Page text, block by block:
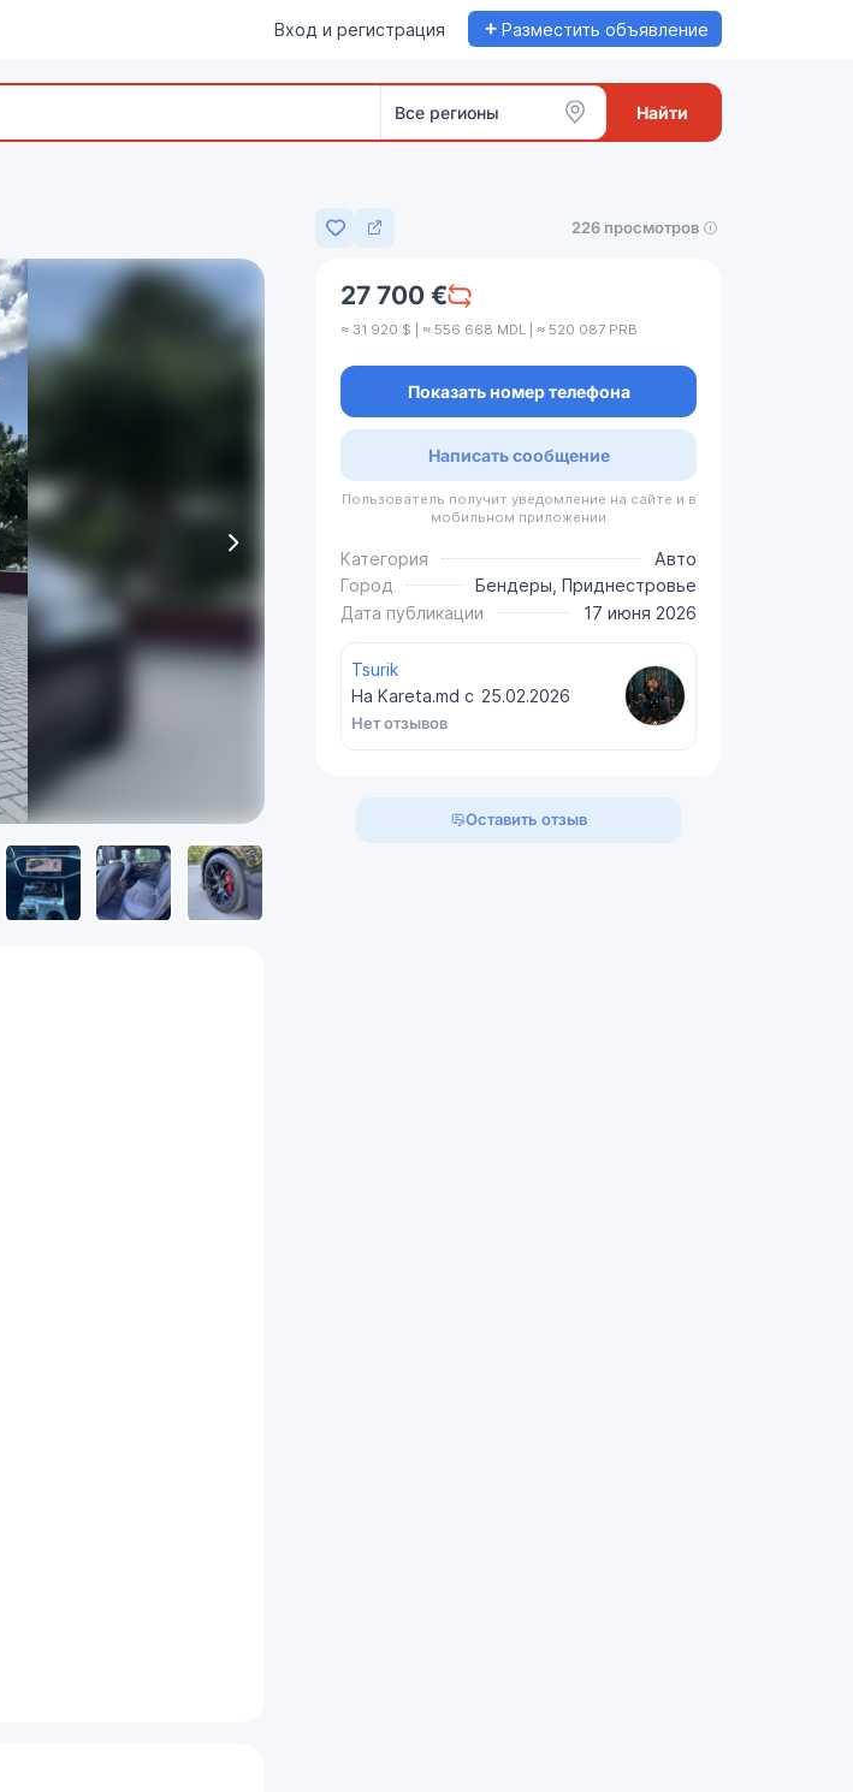
Вход и регистрация + Разместить объявление
Все регионы Найти
Добавить в избранное
226 просмотров
27 700 €
≈ 31 920 $ | ≈ 556 668 MDL | ≈ 520 087 PRB
Показать номер телефона
Написать сообщение
Пользователь получит уведомление на сайте и в
мобильном приложении
Категория
Авто
Город
Бендеры, Приднестровье
Дата публикации
17 июня 2026
Tsurik
На Kareta.md с 25.02.2026
Нет отзывов
Оставить отзыв